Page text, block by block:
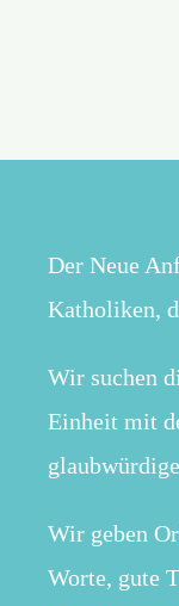
Der Neue
Katholiken,
Wir suchen
Einheit mit
Wir geben
Worte, gute